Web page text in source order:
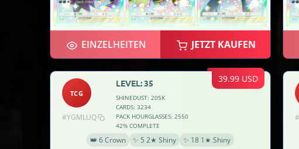
EINZELHEITEN JETZT KAUFEN
39.99 USD
TCG
#YGMLUQ
LEVEL: 35
SHINEDUST: 205K
CARDS: 3234
PACK HOURGLASSES: 2550
42% COMPLETE
👑 6 Crown ✨ 5 2★ Shiny ✨ 18 1★ Shiny